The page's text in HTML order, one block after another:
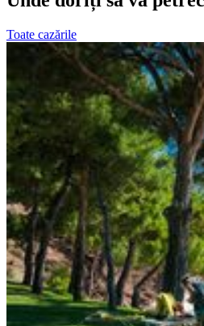
Toate cazările